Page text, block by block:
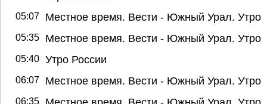
05:07 Местное время. Вести - Южный Урал. Утро
05:35 Местное время. Вести - Южный Урал. Утро
05:40 Утро России
06:07 Местное время. Вести - Южный Урал. Утро
06:35